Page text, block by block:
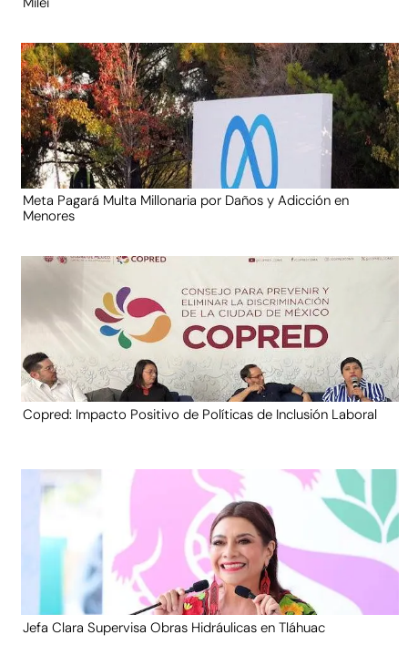
Meta Pagará Multa Millonaria por Daños y Adicción en
Menores
Copred: Impacto Positivo de Políticas de Inclusión Laboral
Jefa Clara Supervisa Obras Hidráulicas en Tláhuac